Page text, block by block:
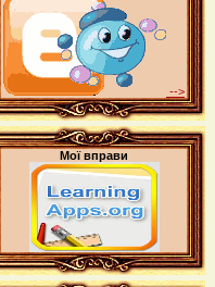
-->
Мої вправи